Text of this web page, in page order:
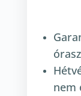
nem